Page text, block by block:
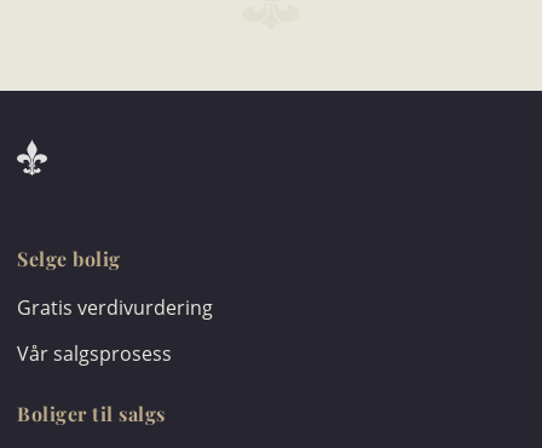
Selge bolig
Gratis verdivurdering
Vår salgsprosess
Boliger til salgs